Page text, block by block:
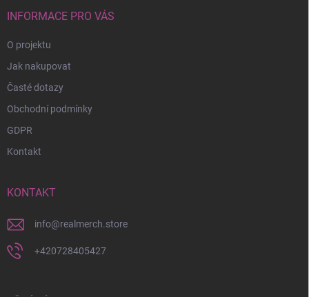
INFORMACE PRO VÁS
O projektu
Jak nakupovat
Časté dotazy
Obchodní podmínky
GDPR
Kontakt
KONTAKT
info@realmerch.store
+420728405427